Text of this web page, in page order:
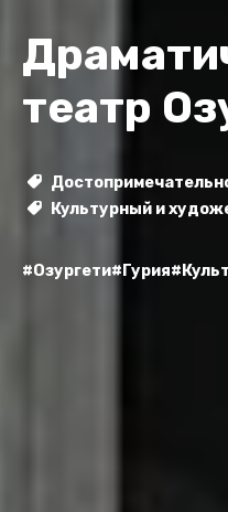
театр
Культурный и
#Озургети#Гурия